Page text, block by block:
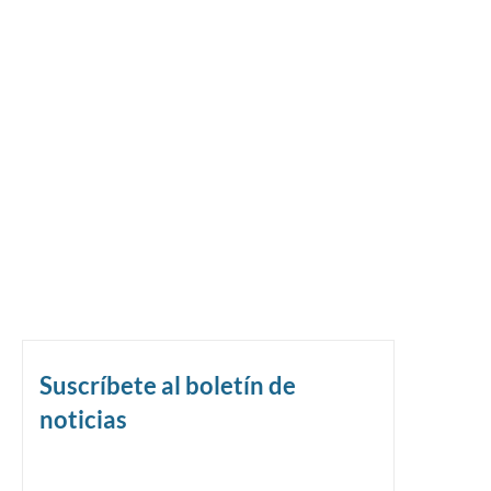
Suscríbete al boletín de
noticias